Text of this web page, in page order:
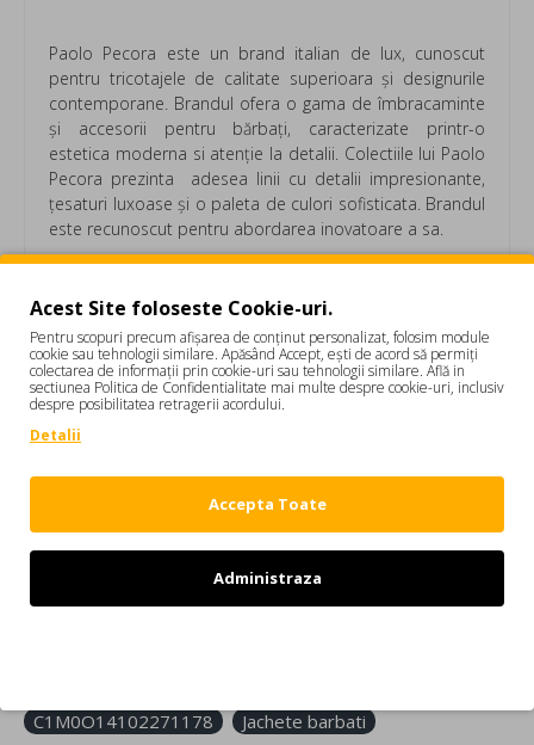
Paolo Pecora este un brand italian de lux, cunoscut
pentru tricotajele de calitate superioara și designurile
contemporane. Brandul ofera o gama de îmbracaminte
și accesorii pentru bărbați, caracterizate printr-o
estetica moderna si atenție la detalii. Colectiile lui Paolo
Pecora prezinta adesea linii cu detalii impresionante,
țesaturi luxoase și o paleta de culori sofisticata. Brandul
este recunoscut pentru abordarea inovatoare a sa.
piese de tricotaje, cum ar fi pulovere, cardigane și
pulovere, realizate din materiale premium precum lana,
cașmirul și bumbacul. Pe lângă tricotaje, marca ofera și
o selectie de imbracaminte exterioara, camasi si
accesorii pentru a completa garderoba barbatului
pentru stilul lor contemporan, versatilitatea si atenția la
detalii, facandu-le potrivite atat pentru ocazii casual, cat
si pentru ocazii formale.
Jacheta Paolo Pecora,Hazelnut Corduroy
C1M0O14102271178 Jachete barbati
C1M0O14102271178
Jachete barbati
Acest Site foloseste Cookie-uri.
Pentru scopuri precum afișarea de conținut personalizat, folosim module
cookie sau tehnologii similare. Apăsând Accept, ești de acord să permiți
colectarea de informații prin cookie-uri sau tehnologii similare. Află in
sectiunea Politica de Confidentialitate mai multe despre cookie-uri, inclusiv
despre posibilitatea retragerii acordului.
Detalii
Accepta Toate
Administraza